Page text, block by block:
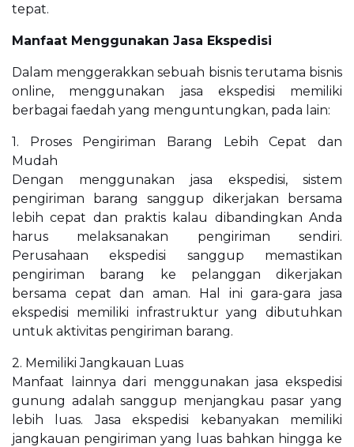
tepat.
Manfaat Menggunakan Jasa Ekspedisi
Dalam menggerakkan sebuah bisnis terutama bisnis
online, menggunakan jasa ekspedisi memiliki
berbagai faedah yang menguntungkan, pada lain:
1. Proses Pengiriman Barang Lebih Cepat dan
Mudah
Dengan menggunakan jasa ekspedisi, sistem
pengiriman barang sanggup dikerjakan bersama
lebih cepat dan praktis kalau dibandingkan Anda
harus melaksanakan pengiriman sendiri.
Perusahaan ekspedisi sanggup memastikan
pengiriman barang ke pelanggan dikerjakan
bersama cepat dan aman. Hal ini gara-gara jasa
ekspedisi memiliki infrastruktur yang dibutuhkan
untuk aktivitas pengiriman barang.
2. Memiliki Jangkauan Luas
Manfaat lainnya dari menggunakan jasa ekspedisi
gunung adalah sanggup menjangkau pasar yang
lebih luas. Jasa ekspedisi kebanyakan memiliki
jangkauan pengiriman yang luas bahkan hingga ke